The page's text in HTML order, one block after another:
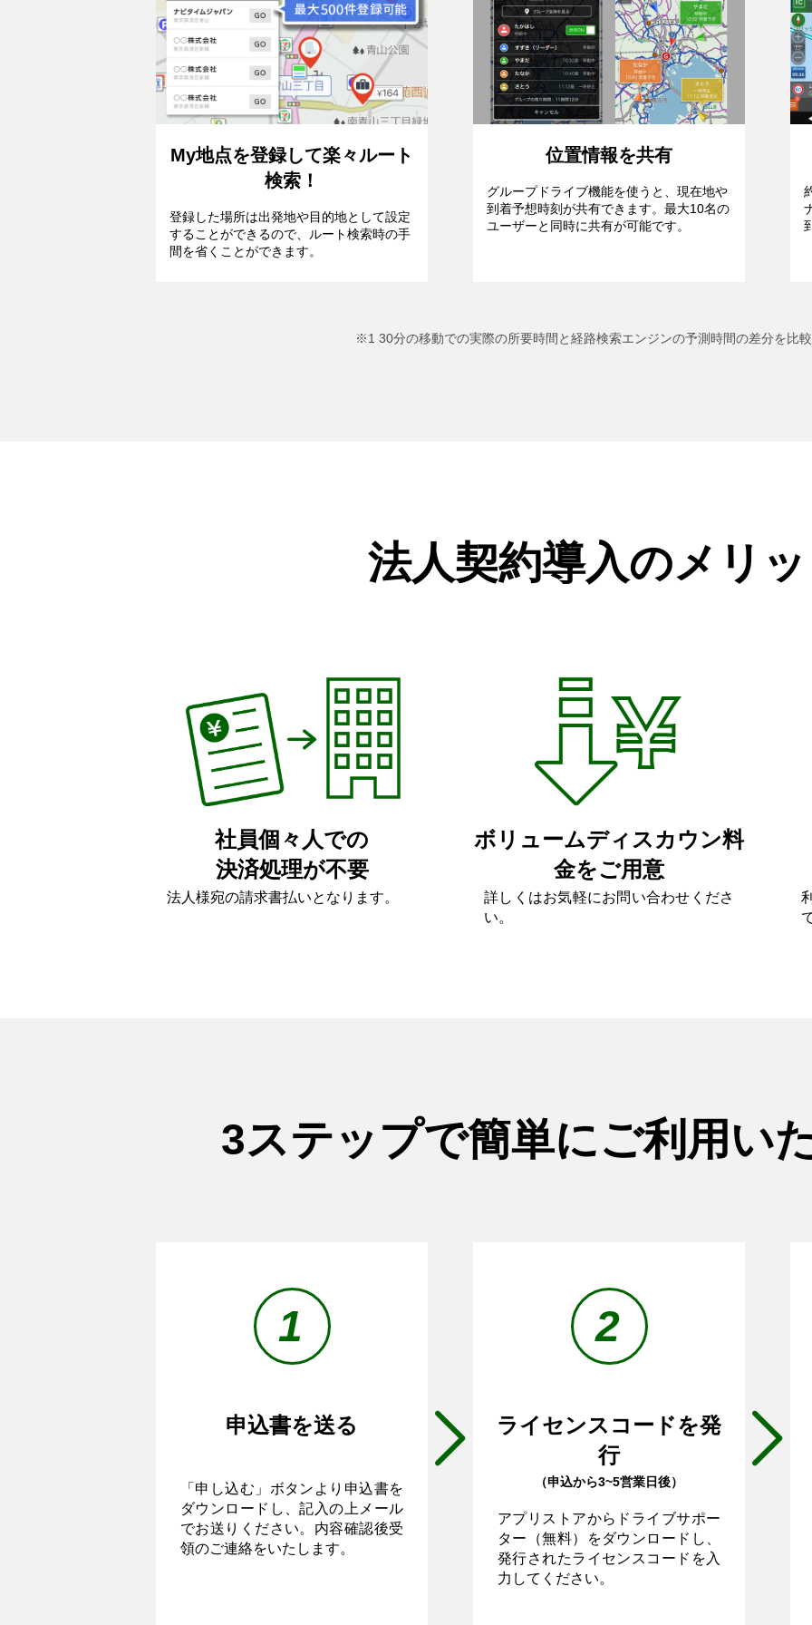
My地点を登録して楽々ルート
検索！
登録した場所は出発地や目的地として設定
することができるので、ルート検索時の手
間を省くことができます。
位置情報を共有
グループドライブ機能を使うと、現在地や
到着予想時刻が共有できます。最大10名の
ユーザーと同時に共有が可能です。
※1 30分の移動での実際の所要時間と経路検索エンジンの予測時間の差分を比
法人契約導入のメリ
社員個々人での
決済処理が不要
法人様宛の請求書払いとなります。
ボリュームディスカウン料
金をご用意
詳しくはお気軽にお問い合わせくださ
い。
3ステップで簡単にご利用い
1
申込書を送る
「申し込む」ボタンより申込書を
ダウンロードし、記入の上メール
でお送りください。内容確認後受
領のご連絡をいたします。
2
ライセンスコードを発
行
（申込から3~5営業日後）
アプリストアからドライブサポー
ター（無料）をダウンロードし、
発行されたライセンスコードを入
力してください。